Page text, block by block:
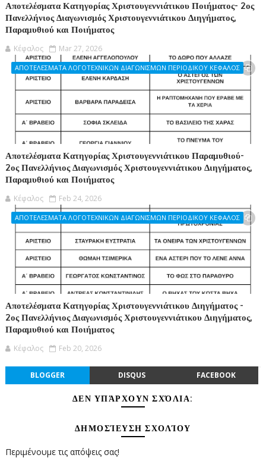
Αποτελέσματα Κατηγορίας Χριστουγεννιάτικου Ποιήματος- 2ος
Πανελλήνιος Διαγωνισμός Χριστουγεννιάτικου Διηγήματος,
Παραμυθιού και Ποιήματος
Κέφαλος Mar 27, 2026
ΑΠΟΤΕΛΕΣΜΑΤΑ ΛΟΓΟΤΕΧΝΙΚΩΝ ΔΙΑΓΩΝΙΣΜΩΝ ΠΕΡΙΟΔΙΚΟΥ ΚΕΦΑΛΟΣ
Αποτελέσματα Κατηγορίας Χριστουγεννιάτικου Παραμυθιού-
2ος Πανελλήνιος Διαγωνισμός Χριστουγεννιάτικου Διηγήματος,
Παραμυθιού και Ποιήματος
Κέφαλος Feb 24, 2026
ΑΠΟΤΕΛΕΣΜΑΤΑ ΛΟΓΟΤΕΧΝΙΚΩΝ ΔΙΑΓΩΝΙΣΜΩΝ ΠΕΡΙΟΔΙΚΟΥ ΚΕΦΑΛΟΣ
Αποτελέσματα Κατηγορίας Χριστουγεννιάτικου Διηγήματος -
2ος Πανελλήνιος Διαγωνισμός Χριστουγεννιάτικου Διηγήματος,
Παραμυθιού και Ποιήματος
Κέφαλος Feb 20, 2026
BLOGGER DISQUS FACEBOOK
ΔΕΝ ΥΠΆΡΧΟΥΝ ΣΧΌΛΙΑ:
ΔΗΜΟΣΊΕΥΣΗ ΣΧΟΛΊΟΥ
Περιμένουμε τις απόψεις σας!